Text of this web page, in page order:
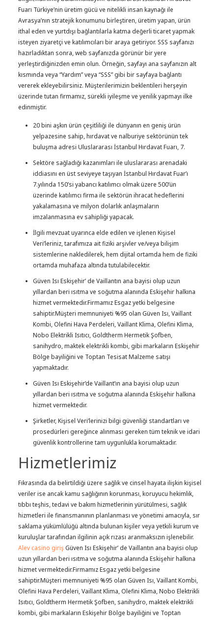
Fuarı Türkiye’nin üretim gücü ve nitelikli insan kaynağı ile
Avrasya’nın stratejik konumunu birleştiren, üretim yapan, ürün
ithal eden ve yurtdışı bağlantılarla katma değerli ticaret yapmak
isteyen ziyaretçi ve katılımcıları bir araya getiriyor. SSS sayfanızı
hazırladıktan sonra, web sayfanızda görünür bir yere
yerleştirdiğinizden emin olun. Örneğin, sayfayı ana sayfanızın alt
kısmında veya “Yardım” veya “SSS” gibi bir sayfaya bağlantı
vererek ekleyebilirsiniz. Müşterilerimizin beklentileri herşeyin
üzerinde tutan firmamız, sürekli iyileşme ve yenilik yapmayı ilke
edinmiştir.
20 bini aşkın ürün çeşitliliği ile dünyanın en geniş ürün
yelpazesine sahip, hırdavat ve nalburiye sektörünün tek
buluşma adresi Uluslararası İstanbul Hırdavat Fuarı, 7.
Sektöre sağladığı kazanımları ile uluslararası arenadaki
iddiasını en üst seviyeye taşıyan İstanbul Hırdavat Fuar’ı
7.yılında 150’si yabancı katılımcı olmak üzere 500’ün
üzerinde katılımcı firma ile sektörün ihracat hedeflerini
yakalamasına ve milyon dolarlık anlaşmaların
imzalanmasına ev sahipliği yapacak.
İlgili mevzuat uyarınca elde edilen ve işlenen Kişisel
Veri’leriniz, tarafımıza ait fiziki arşivler ve/veya bilişim
sistemlerine nakledilerek, hem dijital ortamda hem de fiziki
ortamda muhafaza altında tutulabilecektir.
Güven Isı Eskişehir’ de Vaillantın ana bayisi olup uzun
yıllardan beri ısıtma ve soğutma alanında Eskişehir halkına
hizmet vermektedir.Firmamız Esgaz yetki belgesine
sahiptir.Müşteri memnuniyeti %95 olan Güven Isı, Vaillant
Kombi, Olefini Hava Perdeleri, Vaillant Klima, Olefini Klima,
Nobo Elektrikli Isıtıcı, Goldtherm Hermetik Şofben,
sanihydro, maktek elektrikli kombi, gibi markaların Eskişehir
Bölge bayiliğini ve Toptan Tesisat Malzeme satışı
yapmaktadır.
Güven Isı Eskişehir’de Vaillant’ın ana bayisi olup uzun
yıllardan beri ısıtma ve soğutma alanında Eskişehir halkına
hizmet vermektedir.
Şirketler, Kişisel Veri’lerinizi bilgi güvenliği standartları ve
prosedürleri gereğince alınması gereken tüm teknik ve idari
güvenlik kontrollerine tam uygunlukla korumaktadır.
Hizmetlerimiz
Fıkrasında da belirtildiği üzere sağlık ve cinsel hayata ilişkin kişisel
veriler ise ancak kamu sağlığının korunması, koruyucu hekimlik,
tıbbı teşhis, tedavi ve bakım hizmetlerinin yürütülmesi, sağlık
hizmetleri ile finansmanının planlanması ve yönetimi amacıyla, sır
saklama yükümlülüğü altında bulunan kişiler veya yetkili kurum ve
kuruluşlar tarafından ilgilinin açık rızası aranmaksızın işlenebilir.
Alev casino girişGüven Isı Eskişehir’ de Vaillantın ana bayisi olup
uzun yıllardan beri ısıtma ve soğutma alanında Eskişehir halkına
hizmet vermektedir.Firmamız Esgaz yetki belgesine
sahiptir.Müşteri memnuniyeti %95 olan Güven Isı, Vaillant Kombi,
Olefini Hava Perdeleri, Vaillant Klima, Olefini Klima, Nobo Elektrikli
Isıtıcı, Goldtherm Hermetik Şofben, sanihydro, maktek elektrikli
kombi, gibi markaların Eskişehir Bölge bayiliğini ve Toptan